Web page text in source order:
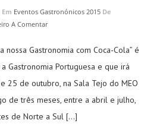
Em Eventos Gastronónicos 2015 De
A Comentar
nossa Gastronomia com Coca-Cola” é
Gastronomia Portuguesa e que irá
25 de outubro, na Sala Tejo do MEO
de três meses, entre a abril e julho,
de Norte a Sul […]